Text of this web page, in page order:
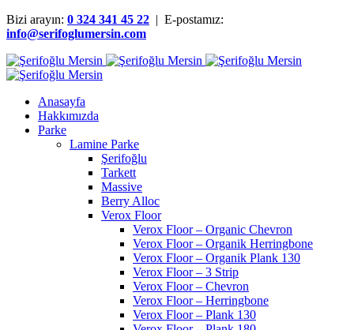
Bizi arayın: 0 324 341 45 22 | E-postamız:
info@serifoglumersin.com
Anasayfa
Hakkımızda
Parke
Lamine Parke
Şerifoğlu
Tarkett
Massive
Berry Alloc
Verox Floor
Verox Floor – Organic Chevron
Verox Floor – Organik Herringbone
Verox Floor – Organik Plank 130
Verox Floor – 3 Strip
Verox Floor – Chevron
Verox Floor – Herringbone
Verox Floor – Plank 130